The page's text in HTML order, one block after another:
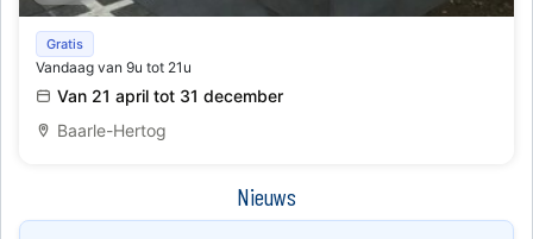
Schaken op de grens
Gratis
Vandaag van 9u tot 21u
Van 21 april tot 31 december
Baarle-Hertog
Nieuws